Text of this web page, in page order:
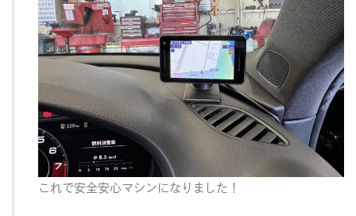
これで安全安心マシンになりました！